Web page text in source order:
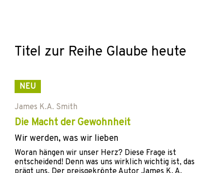
Titel zur Reihe Glaube heute
NEU
James K.A. Smith
Die Macht der Gewohnheit
Wir werden, was wir lieben
Woran hängen wir unser Herz? Diese Frage ist
entscheidend! Denn was uns wirklich wichtig ist, das